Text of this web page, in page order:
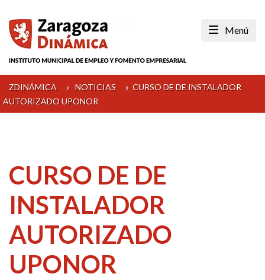
content
Menú
ZDINÁMICA » NOTICIAS » CURSO DE DE INSTALADOR
AUTORIZADO UPONOR
CURSO DE DE
INSTALADOR
AUTORIZADO
UPONOR